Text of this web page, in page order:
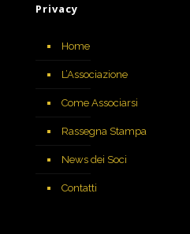
Privacy
Home
L’Associazione
Come Associarsi
Rassegna Stampa
News dei Soci
Contatti